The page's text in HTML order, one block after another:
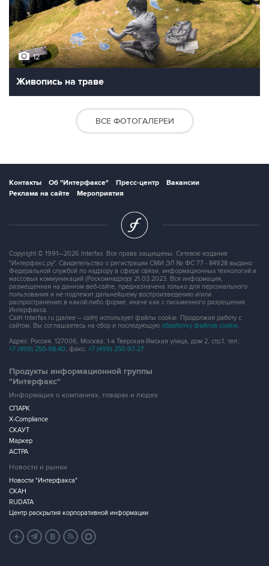
12
Живопись на траве
ВСЕ ФОТОГАЛЕРЕИ
Контакты Об "Интерфаксе" Пресс-центр
Вакансии
Реклама на сайте
Мероприятия
Copyright © 1991—2026 Interfax. Все права защищены. Сетевое издание
"Интерфакс.ру". Свидетельство о регистрации СМИ ЭЛ № ФС 77 - 84928 выдано
Федеральной службой по надзору в сфере связи, информационных технологий и
массовых коммуникаций (Роскомнадзор) 21.03.2023. Вся информация,
размещенная на данном веб-сайте, предназначена только для персонального
пользования и не подлежит дальнейшему воспроизведению и/или
распространению в какой-либо форме, иначе как с письменного разрешения
Интерфакса.
Сайт Interfax.ru (далее – сайт) использует файлы cookie. Продолжая работу с
сайтом, Вы соглашаетесь на сбор и последующую обработку файлов cookie.
Адрес: Россия, 127006, Москва, 1-я Тверская-Ямская улица, дом 2, стр.1, тел.:
+7 (499) 250-98-40, факс: +7 (499) 250-97-27
Продукты информационной группы
"Интерфакс"
Информация о компаниях, товарах и людях
СПАРК
X-Compliance
СКАУТ
Маркер
АСТРА
Новости и рынки
Новости "Интерфакса"
СКАН
RUDATA
Центр раскрытия корпоративной информации